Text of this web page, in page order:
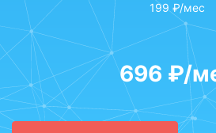
199 ₽/мес
696 ₽/